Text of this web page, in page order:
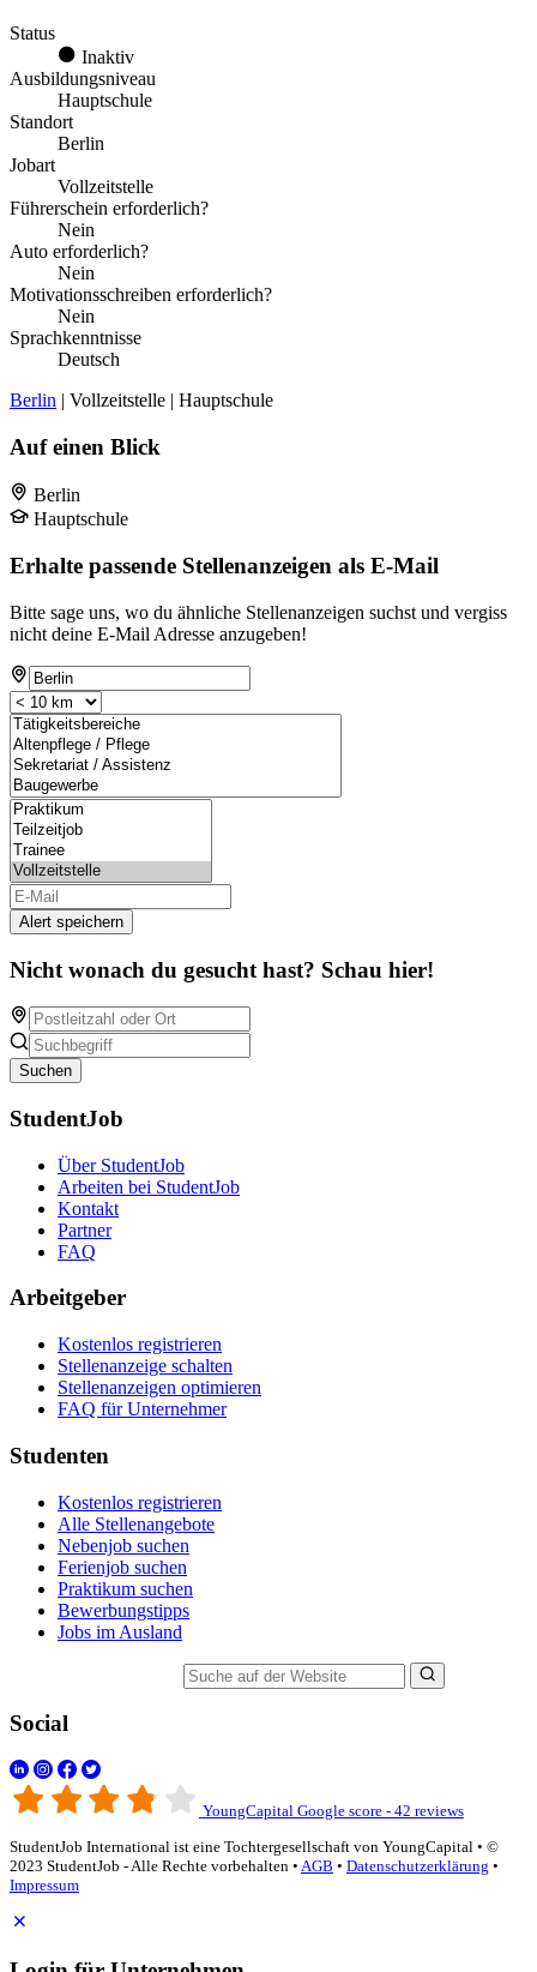
Status
Inaktiv
Ausbildungsniveau
Hauptschule
Standort
Berlin
Jobart
Vollzeitstelle
Führerschein erforderlich?
Nein
Auto erforderlich?
Nein
Motivationsschreiben erforderlich?
Nein
Sprachkenntnisse
Deutsch
Berlin | Vollzeitstelle | Hauptschule
Auf einen Blick
Berlin
Hauptschule
Erhalte passende Stellenanzeigen als E-Mail
Bitte sage uns, wo du ähnliche Stellenanzeigen suchst und vergiss
nicht deine E-Mail Adresse anzugeben!
Alert speichern
Nicht wonach du gesucht hast? Schau hier!
Suchen
StudentJob
Über StudentJob
Arbeiten bei StudentJob
Kontakt
Partner
FAQ
Arbeitgeber
Kostenlos registrieren
Stellenanzeige schalten
Stellenanzeigen optimieren
FAQ für Unternehmer
Studenten
Kostenlos registrieren
Alle Stellenangebote
Nebenjob suchen
Ferienjob suchen
Praktikum suchen
Bewerbungstipps
Jobs im Ausland
Social
YoungCapital Google score - 42 reviews
StudentJob International ist eine Tochtergesellschaft von YoungCapital • ©
2023 StudentJob - Alle Rechte vorbehalten • AGB • Datenschutzerklärung •
Impressum